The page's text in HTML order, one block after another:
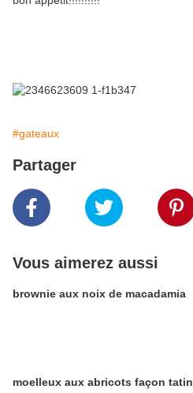
#gateaux
Partager
Vous aimerez aussi
brownie aux noix de macadamia
moelleux aux abricots façon tatin